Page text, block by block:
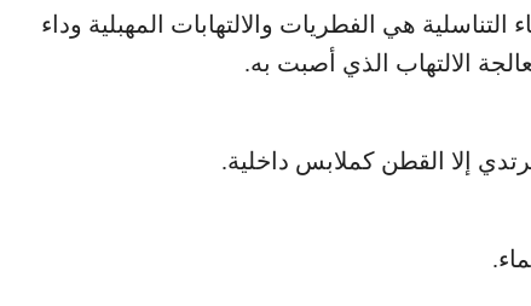
هي الفطريات والالتهابات المهبلية وداء
إلا القطن كملابس داخلية.